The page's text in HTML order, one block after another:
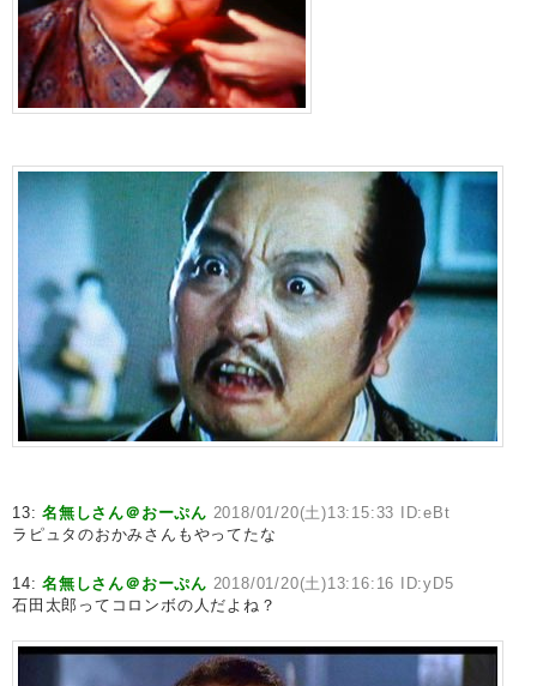
13:名無しさん＠おーぷん 2018/01/20(土)13:15:33 ID:eBt
ラピュタのおかみさんもやってたな
14:名無しさん＠おーぷん 2018/01/20(土)13:16:16 ID:yD5
石田太郎ってコロンボの人だよね？